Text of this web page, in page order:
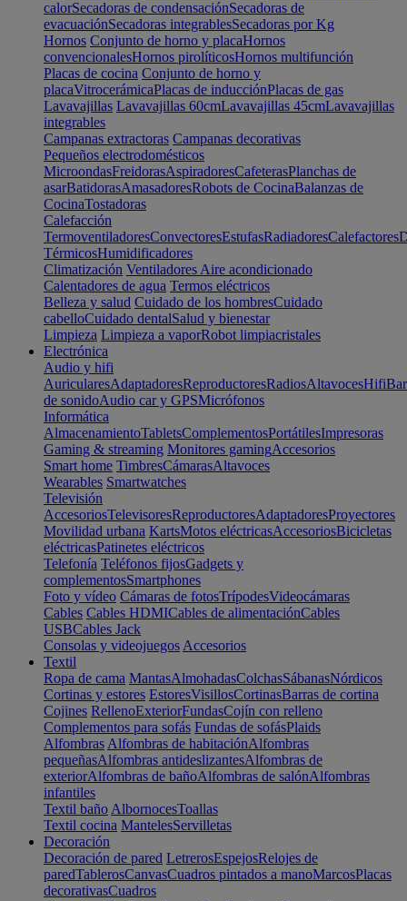
calorSecadoras de condensaciónSecadoras de
evacuaciónSecadoras integrablesSecadoras por Kg
Hornos Conjunto de horno y placaHornos
convencionalesHornos pirolíticosHornos multifunción
Placas de cocina Conjunto de horno y
placaVitrocerámicaPlacas de inducciónPlacas de gas
Lavavajillas Lavavajillas 60cmLavavajillas 45cmLavavajillas
integrables
Campanas extractoras Campanas decorativas
Pequeños electrodomésticos
MicroondasFreidorasAspiradoresCafeterasPlanchas de
asarBatidorasAmasadoresRobots de CocinaBalanzas de
CocinaTostadoras
Calefacción
TermoventiladoresConvectoresEstufasRadiadoresCalefactores
TérmicosHumidificadores
Climatización Ventiladores Aire acondicionado
Calentadores de agua Termos eléctricos
Belleza y salud Cuidado de los hombresCuidado
cabelloCuidado dentalSalud y bienestar
Limpieza Limpieza a vaporRobot limpiacristales
Electrónica
Audio y hifi
AuricularesAdaptadoresReproductoresRadiosAltavocesHifi
de sonidoAudio car y GPSMicrófonos
Informática
AlmacenamientoTabletsComplementosPortátilesImpresoras
Gaming & streaming Monitores gamingAccesorios
Smart home TimbresCámarasAltavoces
Wearables Smartwatches
Televisión
AccesoriosTelevisoresReproductoresAdaptadoresProyectores
Movilidad urbana KartsMotos eléctricasAccesoriosBicicletas
eléctricasPatinetes eléctricos
Telefonía Teléfonos fijosGadgets y
complementosSmartphones
Foto y vídeo Cámaras de fotosTrípodesVideocámaras
Cables Cables HDMICables de alimentaciónCables
USBCables Jack
Consolas y videojuegos Accesorios
Textil
Ropa de cama MantasAlmohadasColchasSábanasNórdicos
Cortinas y estores EstoresVisillosCortinasBarras de cortina
Cojines RellenoExteriorFundasCojín con relleno
Complementos para sofás Fundas de sofásPlaids
Alfombras Alfombras de habitaciónAlfombras
pequeñasAlfombras antideslizantesAlfombras de
exteriorAlfombras de bañoAlfombras de salónAlfombras
infantiles
Textil baño AlbornocesToallas
Textil cocina MantelesServilletas
Decoración
Decoración de pared LetrerosEspejosRelojes de
paredTablerosCanvasCuadros pintados a manoMarcosPlacas
decorativasCuadros